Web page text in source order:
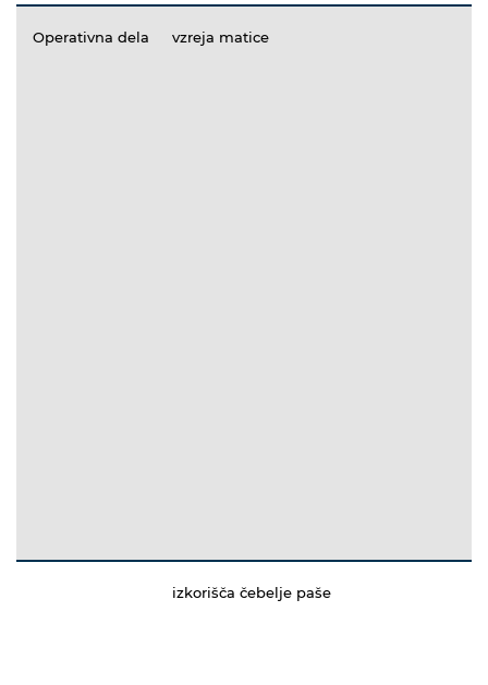
Operativna dela vzreja matice
izkorišča čebelje paše